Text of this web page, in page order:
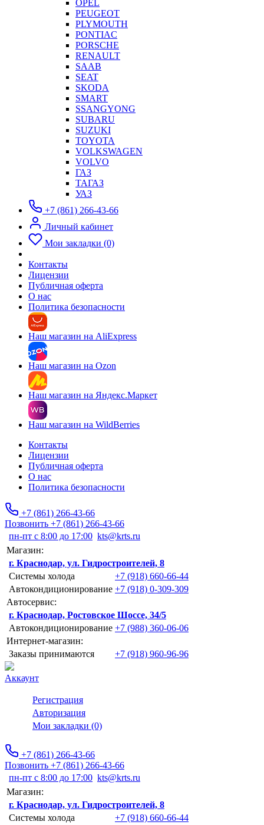
OPEL
PEUGEOT
PLYMOUTH
PONTIAC
PORSCHE
RENAULT
SAAB
SEAT
SKODA
SMART
SSANGYONG
SUBARU
SUZUKI
TOYOTA
VOLKSWAGEN
VOLVO
ГАЗ
ТАГАЗ
УАЗ
+7 (861) 266-43-66
Личный кабинет
Мои закладки (0)
Контакты
Лицензии
Публичная оферта
О нас
Политика безопасности
Наш магазин на AliExpress
Наш магазин на Ozon
Наш магазин на Яндекс.Маркет
Наш магазин на WildBerries
Контакты
Лицензии
Публичная оферта
О нас
Политика безопасности
+7 (861) 266-43-66
Позвонить +7 (861) 266-43-66
пн-пт с 8:00 до 17:00 kts@krts.ru
Магазин:
г. Краснодар, ул. Гидростроителей, 8
Системы холода
+7 (918) 660-66-44
Автокондиционирование +7 (918) 0-309-309
Автосервис:
г. Краснодар, Ростовское Шоссе, 34/5
Автокондиционирование +7 (988) 360-06-06
Интернет-магазин:
Заказы принимаются
+7 (918) 960-96-96
Аккаунт
Регистрация
Авторизация
Мои закладки (0)
+7 (861) 266-43-66
Позвонить +7 (861) 266-43-66
пн-пт с 8:00 до 17:00 kts@krts.ru
Магазин:
г. Краснодар, ул. Гидростроителей, 8
Системы холода
+7 (918) 660-66-44